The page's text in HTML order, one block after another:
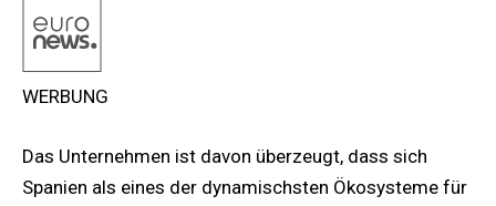
WERBUNG
Das Unternehmen ist davon überzeugt, dass sich
Spanien als eines der dynamischsten Ökosysteme für